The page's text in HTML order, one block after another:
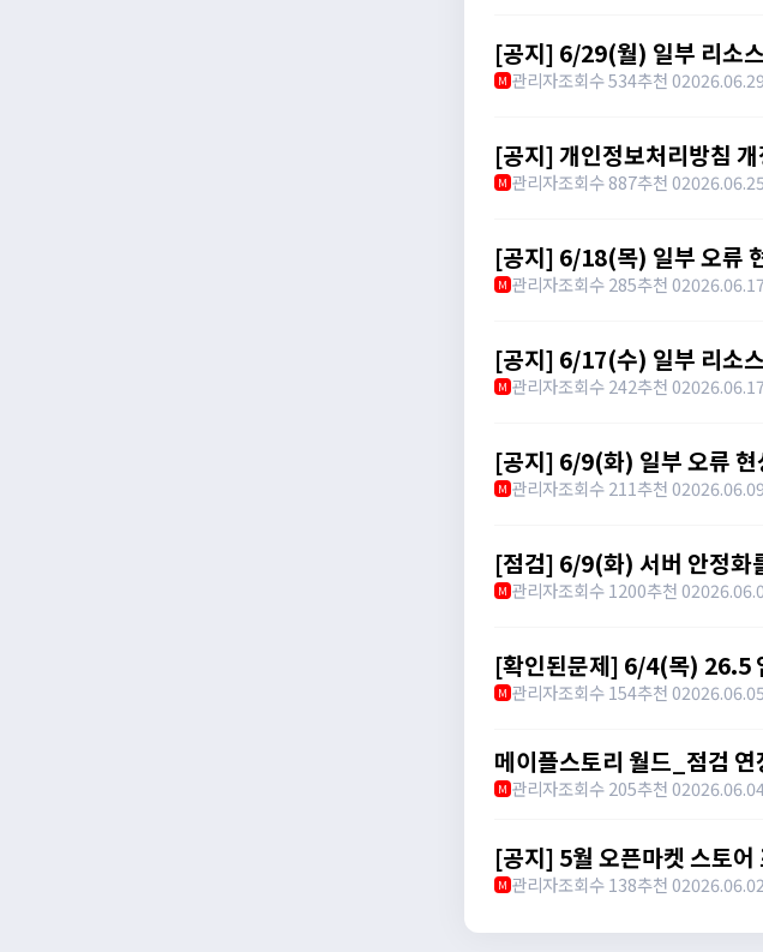
[공지] 6/29(월) 일부 리소
M 관리자조회수 534추천 02026.06.29
[공지] 개인정보처리방침 개
M 관리자조회수 887추천 02026.06.25
[공지] 6/18(목) 일부 오류
M 관리자조회수 285추천 02026.06.17
[공지] 6/17(수) 일부 리소
M 관리자조회수 242추천 02026.06.17
[공지] 6/9(화) 일부 오류 현
M 관리자조회수 211추천 02026.06.09
[점검] 6/9(화) 서버 안정화
M 관리자조회수 1200추천 0
[확인된문제] 6/4(목) 26.5
M 관리자조회수 154추천 02026.06.05
메이플스토리 월드_점검 연
M 관리자조회수 205추천 0
[공지] 5월 오픈마켓 스토어
M 관리자조회수 138추천 02026.06.02